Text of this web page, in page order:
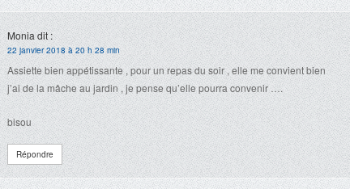
Moniadit :
22 janvier 2018 à 20 h 28 min
Assiette bien appétissante , pour un repas du soir , elle me convient bien
j’ai de la mâche au jardin , je pense qu’elle pourra convenir ….
bisou
Répondre